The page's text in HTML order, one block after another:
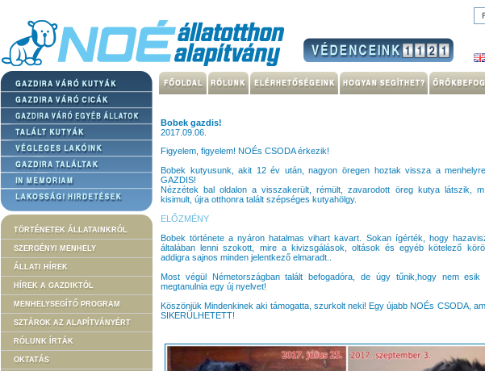
TÖRTÉNETEK ÁLLATAINKRÓL
SZERGÉNYI MENHELY
ÁLLATI HÍREK
HÍREK A GAZDIKTÓL
MENHELYSEGÍTŐ PROGRAM
SZTÁROK AZ ALAPÍTVÁNYÉRT
RÓLUNK ÍRTÁK
OKTATÁS
Bobek gazdis!
2017.09.06.
Figyelem, figyelem! NOÉs CSODA érkezik!
Bobek kutyusunk, akit 12 év után, nagyon öregen hoztak vissza a
GAZDIS!
Nézzétek bal oldalon a visszakerült, rémült, zavarodott öreg kutya látszik,
kisimult, újra otthonra talált szépséges kutyahölgy.
ELŐZMÉNY
Bobek története a nyáron hatalmas vihart kavart. Sokan ígérték, hogy
általában lenni szokott, mire a kivizsgálások, oltások és egyéb kötelező
addigra sajnos minden jelentkező elmaradt..
Most végül Németországban talált befogadóra, de úgy tűnik,hogy nem esik
megtanulnia egy új nyelvet!
Köszönjük Mindenkinek aki támogatta, szurkolt neki! Egy újabb NOÉs CSODA,
SIKERÜLHETETT!